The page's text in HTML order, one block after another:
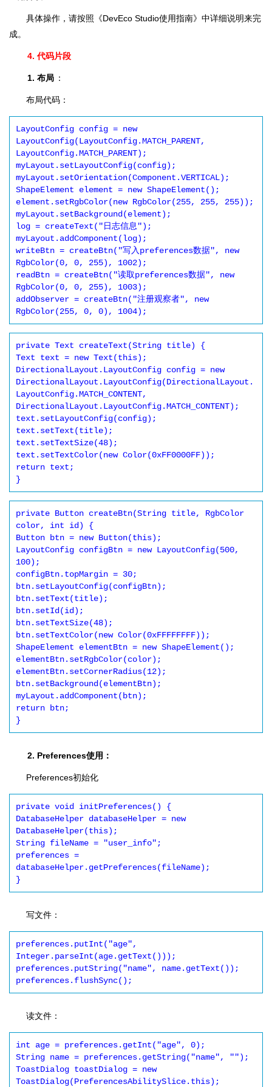
具体操作，请按照《DevEco Studio使用指南》中详细说明来完
成。
4. 代码片段
1. 布局 ：
布局代码：
LayoutConfig config = new
LayoutConfig(LayoutConfig.MATCH_PARENT,
LayoutConfig.MATCH_PARENT);
myLayout.setLayoutConfig(config);
myLayout.setOrientation(Component.VERTICAL);
ShapeElement element = new ShapeElement();
element.setRgbColor(new RgbColor(255, 255, 255));
myLayout.setBackground(element);
log = createText("日志信息");
myLayout.addComponent(log);
writeBtn = createBtn("写入preferences数据", new
RgbColor(0, 0, 255), 1002);
readBtn = createBtn("读取preferences数据", new
RgbColor(0, 0, 255), 1003);
addObserver = createBtn("注册观察者", new
private Text createText(String title) {
Text text = new Text(this);
DirectionalLayout.LayoutConfig config = new
DirectionalLayout.LayoutConfig(DirectionalLayout.
LayoutConfig.MATCH_CONTENT,
DirectionalLayout.LayoutConfig.MATCH_CONTENT);
text.setLayoutConfig(config);
text.setText(title);
text.setTextSize(48);
text.setTextColor(new Color(0xFF0000FF));
return text;
private Button createBtn(String title, RgbColor
color, int id) {
Button btn = new Button(this);
LayoutConfig configBtn = new LayoutConfig(500,
100);
configBtn.topMargin = 30;
btn.setLayoutConfig(configBtn);
btn.setText(title);
btn.setId(id);
btn.setTextSize(48);
btn.setTextColor(new Color(0xFFFFFFFF));
ShapeElement elementBtn = new ShapeElement();
elementBtn.setRgbColor(color);
elementBtn.setCornerRadius(12);
btn.setBackground(elementBtn);
myLayout.addComponent(btn);
return btn;
2. Preferences使用：
Preferences初始化
private void initPreferences() {
DatabaseHelper databaseHelper = new
DatabaseHelper(this);
String fileName = "user_info";
preferences =
databaseHelper.getPreferences(fileName);
写文件：
preferences.putInt("age",
Integer.parseInt(age.getText()));
preferences.putString("name", name.getText());
读文件：
int age = preferences.getInt("age", 0);
String name = preferences.getString("name", "");
ToastDialog toastDialog = new
ToastDialog(PreferencesAbilitySlice.this);